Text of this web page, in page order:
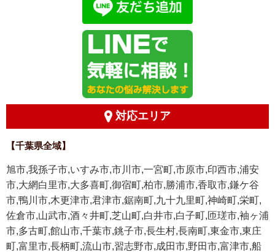
対応エリア
【千葉県全域】
旭市,我孫子市,いすみ市,市川市,一宮町,市原市,印西市,浦安
市,大網白里市,大多喜町,御宿町,柏市,勝浦市,香取市,鎌ケ谷
市,鴨川市,木更津市,君津市,鋸南町,九十九里町,神崎町,栄町,
佐倉市,山武市,酒々井町,芝山町,白井市,白子町,匝瑳市,袖ヶ浦
市,多古町,館山市,千葉市,銚子市,長生村,長南町,東金市,東庄
町,富里市,長柄町,流山市,習志野市,成田市,野田市,富津市,船